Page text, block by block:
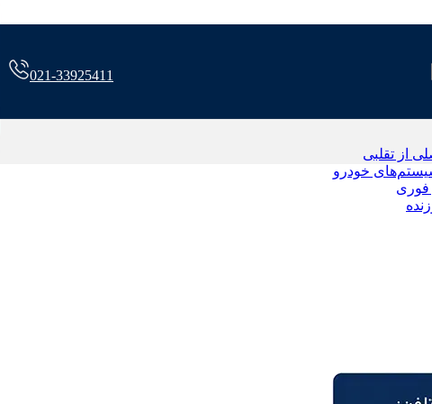
021-33925411
از تقلبی
خودرو